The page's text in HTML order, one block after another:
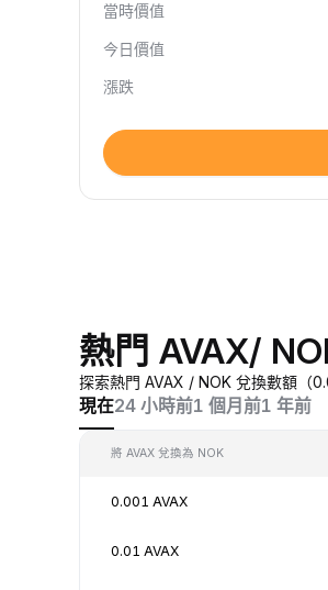
當時價值
今日價值
漲跌
熱門 AVAX/
探索熱門 AVAX / NOK 兌換數額（
現在24 小時前1 個月前1 年前
將 AVAX 兌換為 NOK
0.001 AVAX
0.01 AVAX